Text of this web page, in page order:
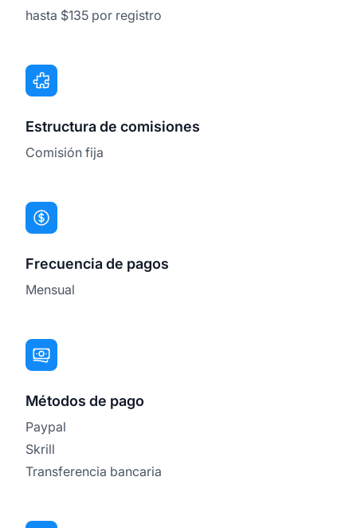
hasta $135 por registro
Estructura de comisiones
Comisión fija
Frecuencia de pagos
Mensual
Métodos de pago
Paypal
Skrill
Transferencia bancaria